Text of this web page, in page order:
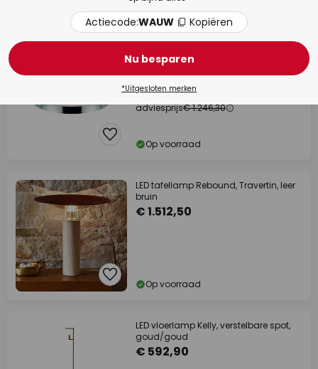
Op voorraad
LED plafondlamp Boop! Ø54cm
€ 1.059,90
adviesprijs€ 1.246,30
Op voorraad
LED tafellamp Rebound, Travertin, leer
bruin
€ 1.512,50
Op voorraad
LED vloerlamp Kelly, verstelbare spot,
goud/goud
€ 592,90
Actiecode:WAUW Kopiëren
Nu besparen
*Uitgesloten merken